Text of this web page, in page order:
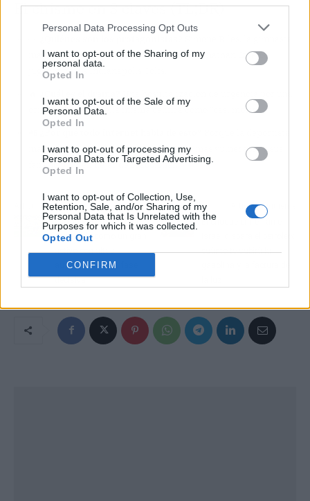
Personal Data Processing Opt Outs
I want to opt-out of the Sharing of my
personal data.
Opted In
I want to opt-out of the Sale of my
Personal Data.
Opted In
I want to opt-out of processing my
Personal Data for Targeted Advertising.
Opted In
I want to opt-out of Collection, Use,
Retention, Sale, and/or Sharing of my
Personal Data that Is Unrelated with the
Purposes for which it was collected.
Opted Out
CONFIRM
El chisme en 3 claves (TL;DR)
más laureada de la historia, y su marido Jonathan Owens,
jugador de los Indianapolis Colts.
crisis médica que ella misma califica como “casi morir”.
más seguida del planeta mostró su lado más vulnerable y sus
fans no pueden dejar de reaccionar.
Artículo anterior
LaLiga Hypermotion se
consolida como un gran
activo con altas
audiencias en su fase
decisiva
Artículo siguiente
El choque entre Irán e
cuánto te subirá la